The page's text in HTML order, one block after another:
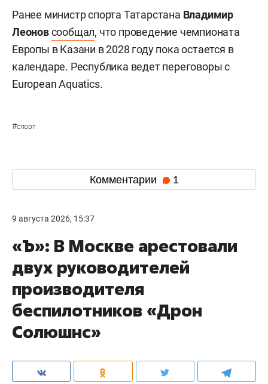
Ранее министр спорта Татарстана Владимир
Леоновсообщал, что проведение чемпионата
Европы в Казани в 2028 году пока остается в
календаре. Республика ведет переговоры с
European Aquatics.
#спорт
Комментарии 1
9 августа 2026, 15:37
«Ъ»: В Москве арестовали
двух руководителей
производителя
беспилотников «Дрон
Солюшнс»